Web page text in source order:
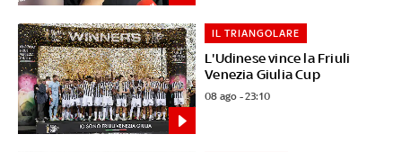
L'Udinese vince la Friuli
Venezia Giulia Cup
IL TRIANGOLARE
08 ago - 23:10